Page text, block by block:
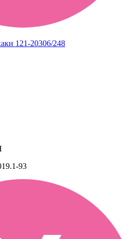
121-20306/248
93